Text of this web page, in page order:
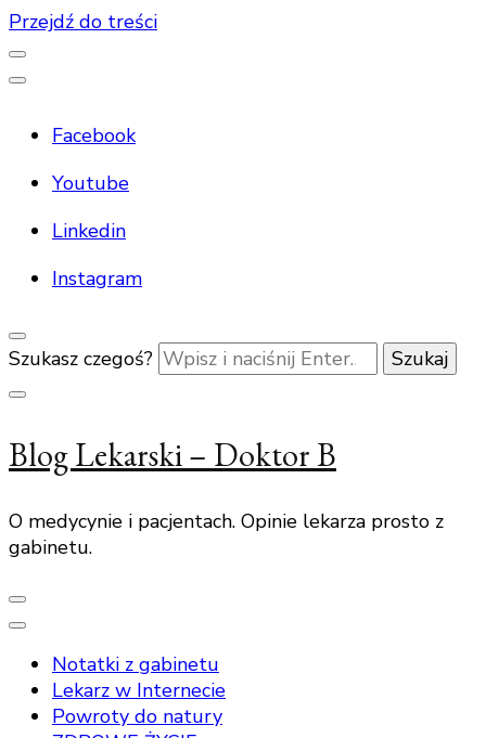
Przejdź do treści
Facebook
Youtube
Linkedin
Instagram
Szukasz czegoś?
Blog Lekarski – Doktor B
O medycynie i pacjentach. Opinie lekarza prosto z
gabinetu.
Notatki z gabinetu
Lekarz w Internecie
Powroty do natury